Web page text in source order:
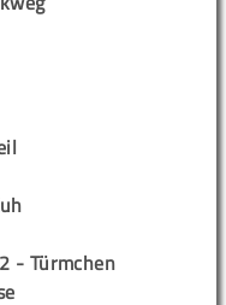
- Türmchen